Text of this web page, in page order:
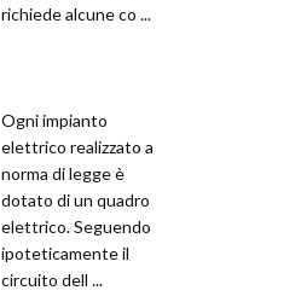
richiede alcune co ...
Ogni impianto
elettrico realizzato a
norma di legge è
dotato di un quadro
elettrico. Seguendo
ipoteticamente il
circuito dell ...